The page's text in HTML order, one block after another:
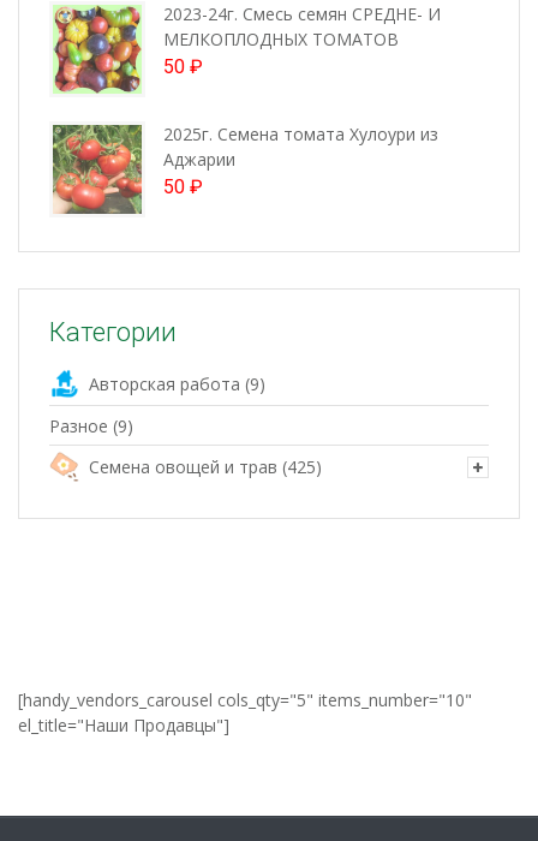
2023-24г. Смесь семян СРЕДНЕ- И
МЕЛКОПЛОДНЫХ ТОМАТОВ
50 ₽
2025г. Семена томата Хулоури из
Аджарии
50 ₽
Категории
Авторская работа (9)
Разное (9)
Семена овощей и трав (425)
[handy_vendors_carousel cols_qty="5" items_number="10"
el_title="Наши Продавцы"]